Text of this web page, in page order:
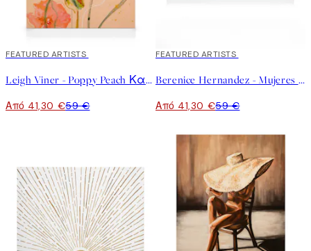
30%*
FEATURED ARTISTS
Leigh Viner - Poppy Peach Καμβάς
Από 41,30 €59 €
30%*
FEATURED ARTISTS
Berenice Hernandez - Mujeres Montana Καμβάς
Από 41,30 €59 €